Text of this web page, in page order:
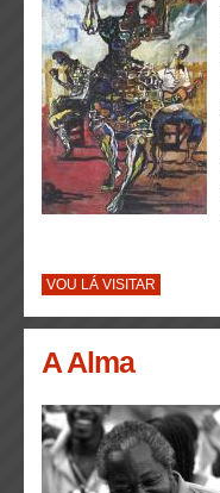
VOU LÁ VISITAR
A Alma